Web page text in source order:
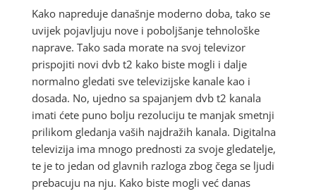
Kako napreduje današnje moderno doba, tako se
uvijek pojavljuju nove i poboljšanje tehnološke
naprave. Tako sada morate na svoj televizor
prispojiti novi dvb t2 kako biste mogli i dalje
normalno gledati sve televizijske kanale kao i
dosada. No, ujedno sa spajanjem dvb t2 kanala
imati ćete puno bolju rezoluciju te manjak smetnji
prilikom gledanja vaših najdražih kanala. Digitalna
televizija ima mnogo prednosti za svoje gledatelje,
te je to jedan od glavnih razloga zbog čega se ljudi
prebacuju na nju. Kako biste mogli već danas